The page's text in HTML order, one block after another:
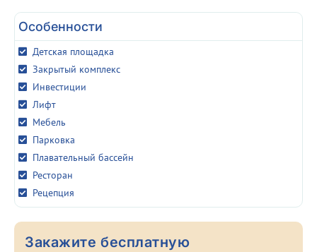
Особенности
Детская площадка
Закрытый комплекс
Инвестиции
Лифт
Мебель
Парковка
Плавательный бассейн
Ресторан
Рецепция
Закажите бесплатную